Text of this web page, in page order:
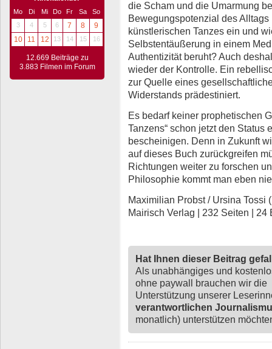
Mo Di Mi Do Fr Sa
So
3
4 5 6 7 8
9
10
11 12 13 14 15 16
12.669 Beiträge zu
3.883 Filmen im Forum
die Scham und die Umarmung
Bewegungspotenzial des
künstlerischen Tanzes ein und
Selbstentäußerung in einem
Authentizität beruht? Auch
wieder der Kontrolle. Ein
zur Quelle eines
Widerstands prädestiniert.
Es bedarf keiner prophetischen
Tanzens“ schon jetzt den Status
bescheinigen. Denn in Zukunft
auf dieses Buch zurückgreifen
Richtungen weiter zu forschen
Philosophie kommt man eben
Maximilian Probst / Ursina Tossi
Mairisch Verlag | 232 Seiten | 24
Hat Ihnen dieser Beitrag
Als unabhängiges und
ohne paywall brauchen wir die
Unterstützung unserer
verantwortlichen
monatlich) unterstützen